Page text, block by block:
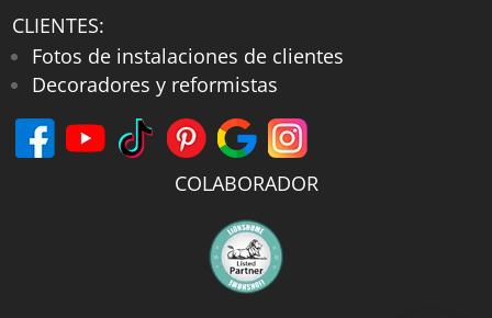
CLIENTES:
Fotos de instalaciones de clientes
Decoradores y reformistas
COLABORADOR